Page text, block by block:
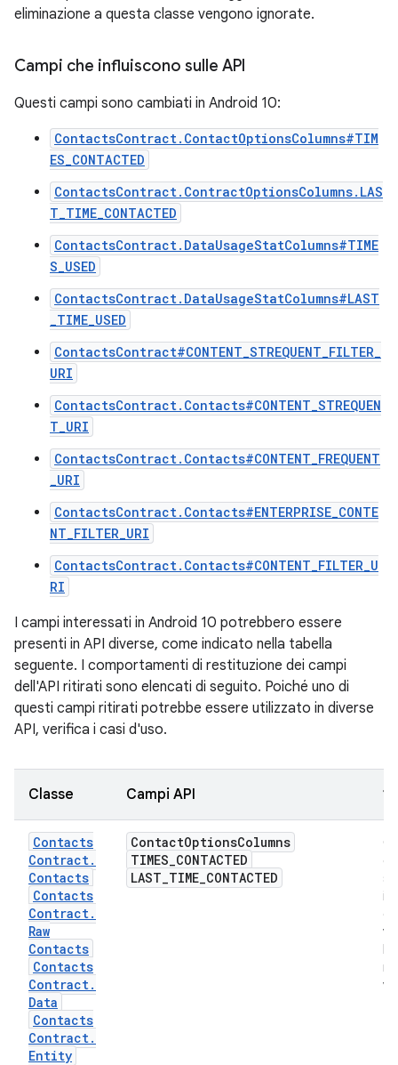
eliminazione a questa classe vengono ignorate.
Campi che influiscono sulle API
Questi campi sono cambiati in Android 10:
ContactsContract.ContactOptionsColumns#TIM
ES_CONTACTED
ContactsContract.ContractOptionsColumns.LAS
T_TIME_CONTACTED
ContactsContract.DataUsageStatColumns#TIME
S_USED
ContactsContract.DataUsageStatColumns#LAST
_TIME_USED
ContactsContract#CONTENT_STREQUENT_FILTER_
URI
ContactsContract.Contacts#CONTENT_STREQUEN
T_URI
ContactsContract.Contacts#CONTENT_FREQUENT
_URI
ContactsContract.Contacts#ENTERPRISE_CONTE
NT_FILTER_URI
ContactsContract.Contacts#CONTENT_FILTER_U
RI
I campi interessati in Android 10 potrebbero essere
presenti in API diverse, come indicato nella tabella
seguente. I comportamenti di restituzione dei campi
dell'API ritirati sono elencati di seguito. Poiché uno di
questi campi ritirati potrebbe essere utilizzato in diverse
API, verifica i casi d'uso.
Classe Campi API
Contacts
Contract.
Contacts
Contacts
Contract.
Raw
Contacts
Contacts
Contract.
Data
Contacts
Contract.
Entity
ContactOptionsColumns
TIMES_CONTACTED
LAST_TIME_CONTACTED
I